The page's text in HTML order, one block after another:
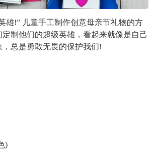
雄!” 儿童手工制作创意母亲节礼物的方
制他们的超级英雄，看起来就像是自己
总是勇敢无畏的保护我们!
)